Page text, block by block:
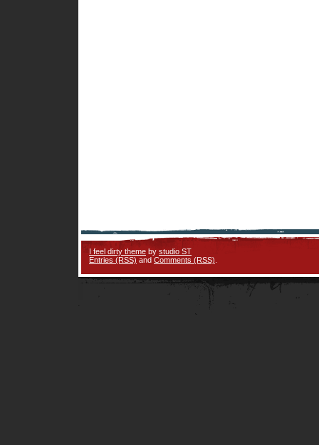
I feel dirty theme by studio ST
Entries (RSS) and Comments (RSS)